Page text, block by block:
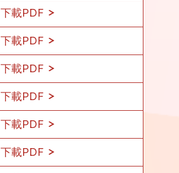
下載PDF
下載PDF
下載PDF
下載PDF
下載PDF
下載PDF